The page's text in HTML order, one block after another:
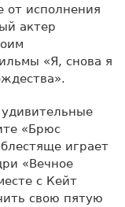
от исполнения
актер
«Я, снова я
«Брюс
играет
«Вечное
с Кейт
свою пятую